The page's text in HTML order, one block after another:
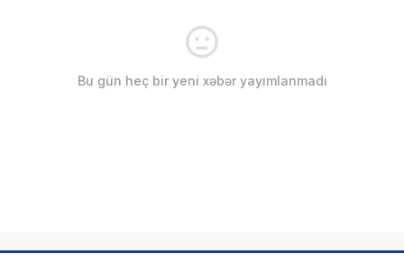
Bu gün heç bir yeni xəbər yayımlanmadı